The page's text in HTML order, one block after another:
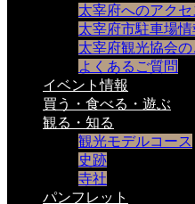
太宰府へのアクセ
太宰府市駐車場情
太宰府観光協会
よくあるご質問
イベント情報
買う・食べる・遊ぶ
観る・知る
観光モデルコース
史跡
寺社
パンフレット